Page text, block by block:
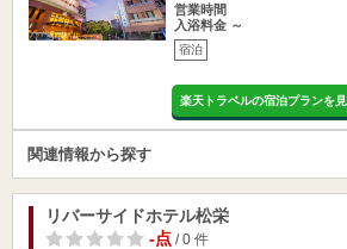
営業時間
入浴料金 ～
宿泊
楽天トラベルの宿泊プランを
関連情報から探す
リバーサイドホテル松栄
-点/ 0 件